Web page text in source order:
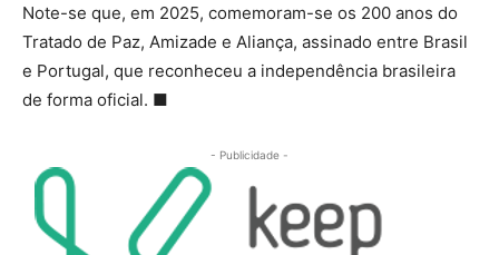
Note-se que, em 2025, comemoram-se os 200 anos do
Tratado de Paz, Amizade e Aliança, assinado entre Brasil
e Portugal, que reconheceu a independência brasileira
de forma oficial. ■
- Publicidade -